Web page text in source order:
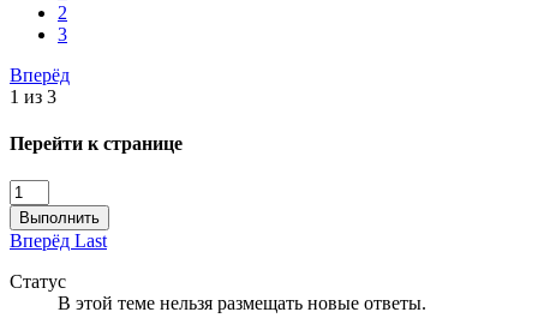
2
3
Вперёд
1 из 3
Перейти к странице
Выполнить
Вперёд Last
Статус
В этой теме нельзя размещать новые ответы.